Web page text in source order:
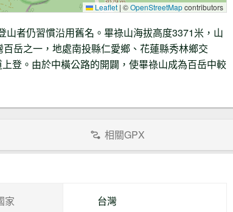
Leaflet |©OpenStreetMapcontributors
者仍習慣沿用舊名。畢祿山海拔高度3371米，山
岳之一，地處南投縣仁愛鄉、花蓮縣秀林鄉交
登。由於中橫公路的開闢，使畢祿山成為百岳中較
相關GPX
家 台灣